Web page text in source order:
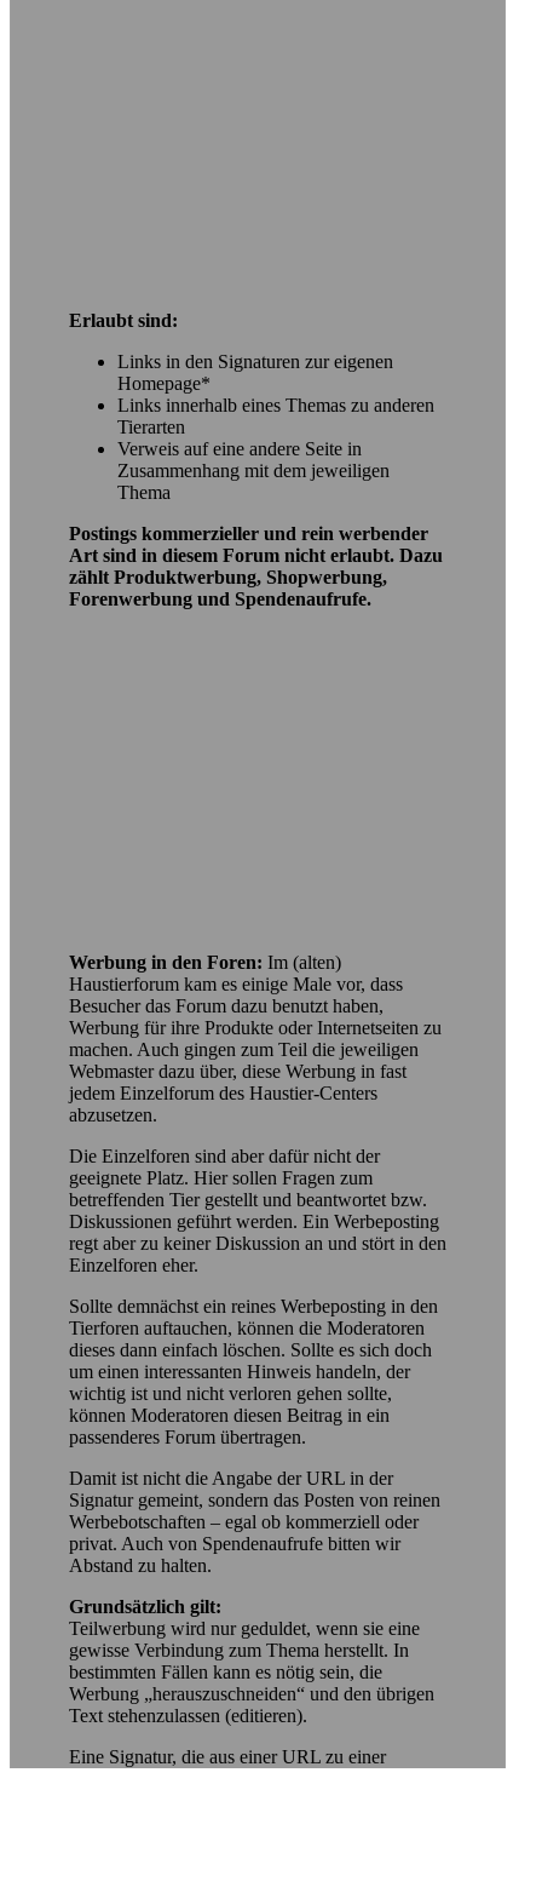
Erlaubt sind:
Links in den Signaturen zur eigenen
Homepage*
Links innerhalb eines Themas zu anderen
Tierarten
Verweis auf eine andere Seite in
Zusammenhang mit dem jeweiligen
Thema
Postings kommerzieller und rein werbender
Art sind in diesem Forum nicht erlaubt. Dazu
zählt Produktwerbung, Shopwerbung,
Forenwerbung und Spendenaufrufe.
Werbung in den Foren: Im (alten)
Haustierforum kam es einige Male vor, dass
Besucher das Forum dazu benutzt haben,
Werbung für ihre Produkte oder Internetseiten zu
machen. Auch gingen zum Teil die jeweiligen
Webmaster dazu über, diese Werbung in fast
jedem Einzelforum des Haustier-Centers
abzusetzen.
Die Einzelforen sind aber dafür nicht der
geeignete Platz. Hier sollen Fragen zum
betreffenden Tier gestellt und beantwortet bzw.
Diskussionen geführt werden. Ein Werbeposting
regt aber zu keiner Diskussion an und stört in den
Einzelforen eher.
Sollte demnächst ein reines Werbeposting in den
Tierforen auftauchen, können die Moderatoren
dieses dann einfach löschen. Sollte es sich doch
um einen interessanten Hinweis handeln, der
wichtig ist und nicht verloren gehen sollte,
können Moderatoren diesen Beitrag in ein
passenderes Forum übertragen.
Damit ist nicht die Angabe der URL in der
Signatur gemeint, sondern das Posten von reinen
Werbebotschaften – egal ob kommerziell oder
privat. Auch von Spendenaufrufe bitten wir
Abstand zu halten.
Grundsätzlich gilt:
Teilwerbung wird nur geduldet, wenn sie eine
gewisse Verbindung zum Thema herstellt. In
bestimmten Fällen kann es nötig sein, die
Werbung „herauszuschneiden“ und den übrigen
Text stehenzulassen (editieren).
Eine Signatur, die aus einer URL zu einer